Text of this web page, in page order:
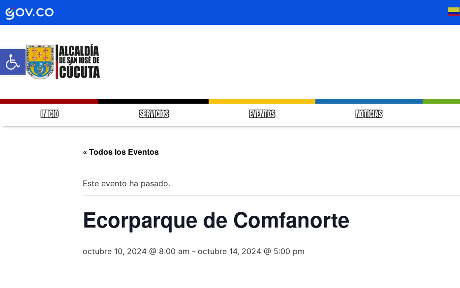
Abrir barra de herramientas
INICIO SERVICIOS EVENTOS NOTICIAS
« Todos los Eventos
Este evento ha pasado.
Ecorparque de Comfanorte
octubre 10, 2024 @ 8:00 am - octubre 14, 2024 @ 5:00 pm